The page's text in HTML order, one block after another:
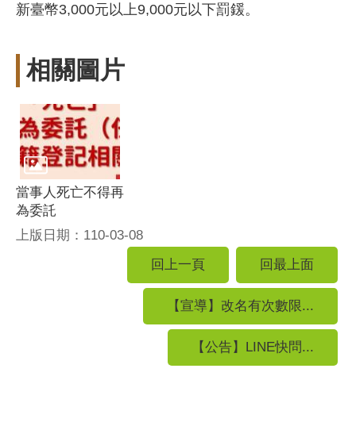
新臺幣3,000元以上9,000元以下罰鍰。
相關圖片
當事人死亡不得再
為委託
上版日期：110-03-08
回上一頁
回最上面
【宣導】改名有次數限...
【公告】LINE快問...